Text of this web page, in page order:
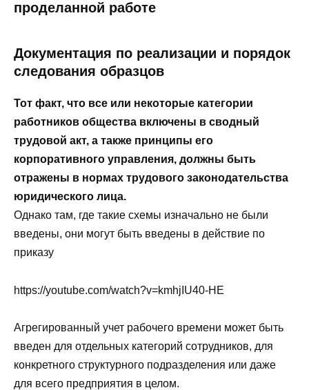
проделанной работе
Документация по реализации и порядок
следования образцов
Тот факт, что все или некоторые категории
работников общества включены в сводный
трудовой акт, а также принципы его
корпоративного управления, должны быть
отражены в нормах трудового законодательства
юридического лица.
Однако там, где такие схемы изначально не были
введены, они могут быть введены в действие по
приказу
https://youtube.com/watch?v=kmhjIU40-HE
Агрегированный учет рабочего времени может быть
введен для отдельных категорий сотрудников, для
конкретного структурного подразделения или даже
для всего предприятия в целом.